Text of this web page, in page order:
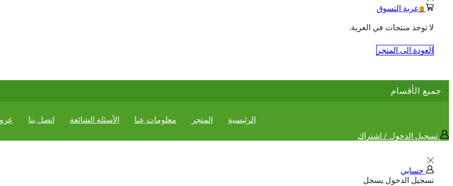
0 عربة التسوق
لا توجد منتجات في العربة.
العودة الى المتجر
جميع الأقسام
الرئيسية المتجر معلومات عنا الأسئلة الشائعة اتصل بنا
تسجيل الدخول / اشتراك
حسابي
تسجيل الدخول يسجل